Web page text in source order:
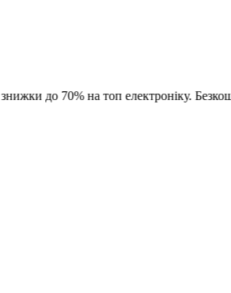
на топ електроніку. Безкоштовна